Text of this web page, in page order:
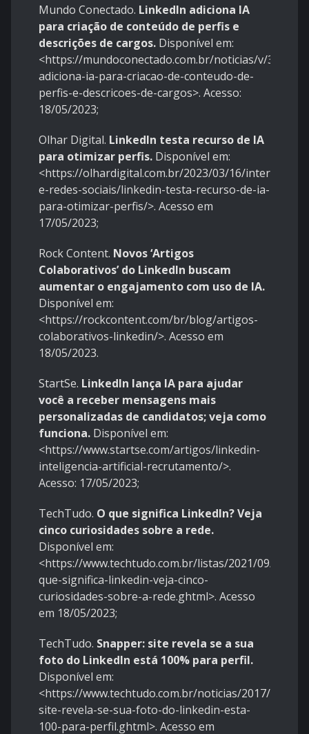
Mundo Conectado. LinkedIn adiciona IA
para criação de conteúdo de perfis e
descrições de cargos. Disponível em:
<https://mundoconectado.com.br/noticias/v/32370/
adiciona-ia-para-criacao-de-conteudo-de-
perfis-e-descricoes-de-cargos>. Acesso:
18/05/2023;
Olhar Digital. LinkedIn testa recurso de IA
para otimizar perfis. Disponível em:
<https://olhardigital.com.br/2023/03/16/internet-
e-redes-sociais/linkedin-testa-recurso-de-ia-
para-otimizar-perfis/>. Acesso em
17/05/2023;
Rock Content. Novos ‘Artigos
Colaborativos’ do LinkedIn buscam
aumentar o engajamento com uso de IA.
Disponível em:
<https://rockcontent.com/br/blog/artigos-
colaborativos-linkedin/>. Acesso em
18/05/2023.
StartSe. LinkedIn lança IA para ajudar
você a receber mensagens mais
personalizadas de candidatos; veja como
funciona. Disponível em:
<https://www.startse.com/artigos/linkedin-
inteligencia-artificial-recrutamento/>.
Acesso: 17/05/2023;
TechTudo. O que significa LinkedIn? Veja
cinco curiosidades sobre a rede.
Disponível em:
<https://www.techtudo.com.br/listas/2021/09/o-
que-significa-linkedin-veja-cinco-
curiosidades-sobre-a-rede.ghtml>. Acesso
em 18/05/2023;
TechTudo. Snapper: site revela se a sua
foto do LinkedIn está 100% para perfil.
Disponível em:
<https://www.techtudo.com.br/noticias/2017/01/
site-revela-se-sua-foto-do-linkedin-esta-
100-para-perfil.ghtml>. Acesso em